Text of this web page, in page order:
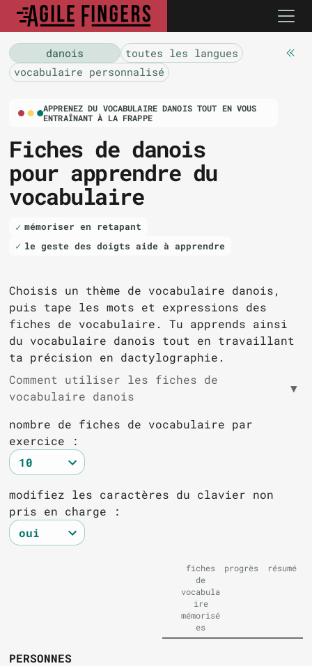
danois
toutes les langues
vocabulaire personnalisé
APPRENEZ DU VOCABULAIRE DANOIS TOUT EN VOUS
ENTRAÎNANT À LA FRAPPE
Fiches de danois
pour apprendre du
vocabulaire
mémoriser en retapant
le geste des doigts aide à apprendre
Choisis un thème de vocabulaire danois,
puis tape les mots et expressions des
fiches de vocabulaire. Tu apprends ainsi
du vocabulaire danois tout en travaillant
ta précision en dactylographie.
Comment utiliser les fiches de
vocabulaire danois
▼
nombre de fiches de vocabulaire par
exercice :
modifiez les caractères du clavier non
pris en charge :
fiches
de
vocabula
ire
mémorisé
es
progrès résumé
PERSONNES